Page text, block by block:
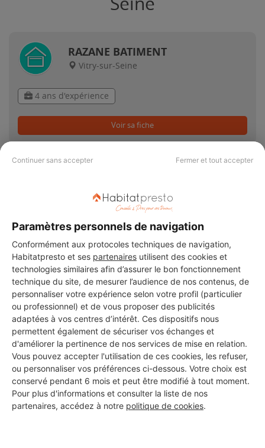
Continuer sans accepter Fermer et tout accepter
Paramètres personnels de navigation
Conformément aux protocoles techniques de navigation,
Habitatpresto et ses partenaires utilisent des cookies et
technologies similaires afin d’assurer le bon fonctionnement
technique du site, de mesurer l’audience de nos contenus, de
personnaliser votre expérience selon votre profil (particulier
ou professionnel) et de vous proposer des publicités
adaptées à vos centres d’intérêt. Ces dispositifs nous
permettent également de sécuriser vos échanges et
d'améliorer la pertinence de nos services de mise en relation.
Vous pouvez accepter l'utilisation de ces cookies, les refuser,
ou personnaliser vos préférences ci-dessous. Votre choix est
conservé pendant 6 mois et peut être modifié à tout moment.
Pour plus d'informations et consulter la liste de nos
partenaires, accédez à notre politique de cookies.
RAZANE BATIMENT
Vitry-sur-Seine
4 ans d'expérience
Voir sa fiche
Vitry-sur-Seine
8 ans d'expérience
Voir sa fiche
Smb
Vitry-sur-Seine
13 ans d'expérience
Voir sa fiche